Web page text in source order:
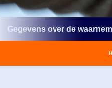
Gegevens over de